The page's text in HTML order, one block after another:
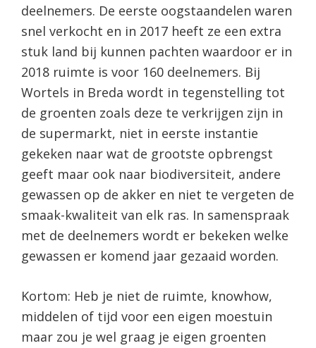
deelnemers. De eerste oogstaandelen waren
snel verkocht en in 2017 heeft ze een extra
stuk land bij kunnen pachten waardoor er in
2018 ruimte is voor 160 deelnemers. Bij
Wortels in Breda wordt in tegenstelling tot
de groenten zoals deze te verkrijgen zijn in
de supermarkt, niet in eerste instantie
gekeken naar wat de grootste opbrengst
geeft maar ook naar biodiversiteit, andere
gewassen op de akker en niet te vergeten de
smaak-kwaliteit van elk ras. In samenspraak
met de deelnemers wordt er bekeken welke
gewassen er komend jaar gezaaid worden.
Kortom: Heb je niet de ruimte, knowhow,
middelen of tijd voor een eigen moestuin
maar zou je wel graag je eigen groenten